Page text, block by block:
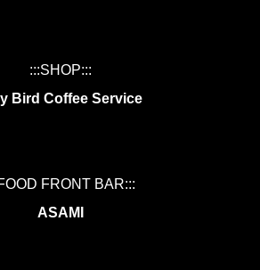
:::SHOP:::
Bird Coffee Service
FRONT BAR:::
ASAMI